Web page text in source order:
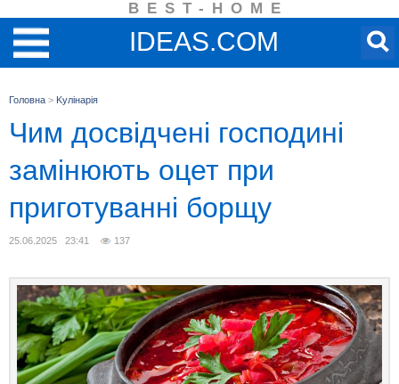
BEST-HOME
IDEAS.COM
Головна > Kулінарія
Чим досвідчені господині
замінюють оцет при
приготуванні борщу
25.06.2025 23:41 137